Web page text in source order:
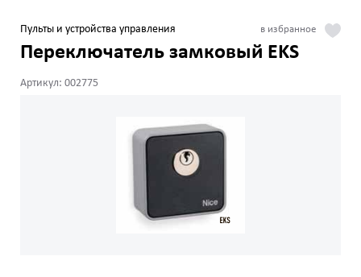
Пульты и устройства управления
Переключатель замковый EKS
Артикул: 002775